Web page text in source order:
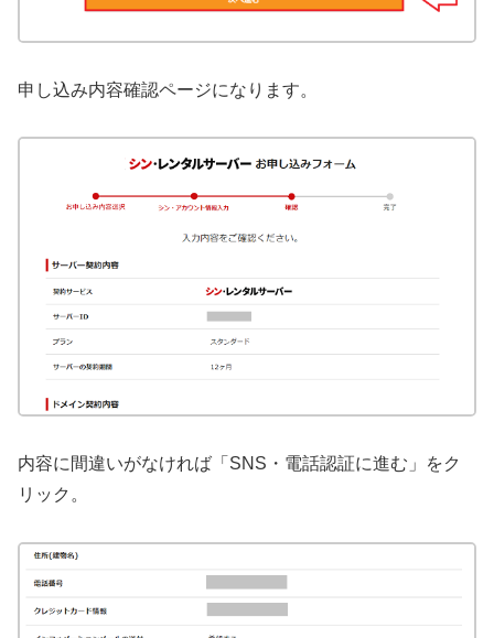
申し込み内容確認ページになります。
内容に間違いがなければ「SNS・電話認証に進む」をク
リック。